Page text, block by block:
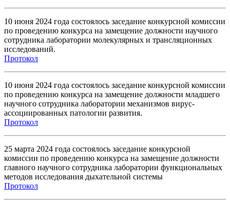
10 июня 2024 года состоялось заседание конкурсной комиссии
по проведению конкурса на замещение должности научного
сотрудника лаборатории молекулярных и трансляционных
исследований.
Протокол
10 июня 2024 года состоялось заседание конкурсной комиссии
по проведению конкурса на замещение должности младшего
научного сотрудника лаборатории механизмов вирус-
ассоциированных патологии развития.
Протокол
25 марта 2024 года состоялось заседание конкурсной
комиссии по проведению конкурса на замещение должности
главного научного сотрудника лаборатории функциональных
методов исследования дыхательной системы
Протокол